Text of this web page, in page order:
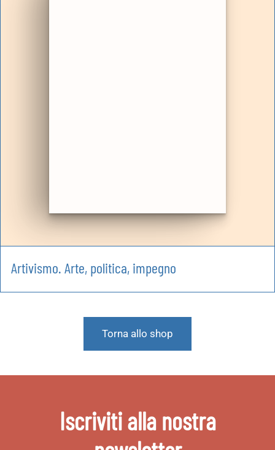
Artivismo. Arte, politica, impegno
Torna allo shop
Iscriviti alla nostra